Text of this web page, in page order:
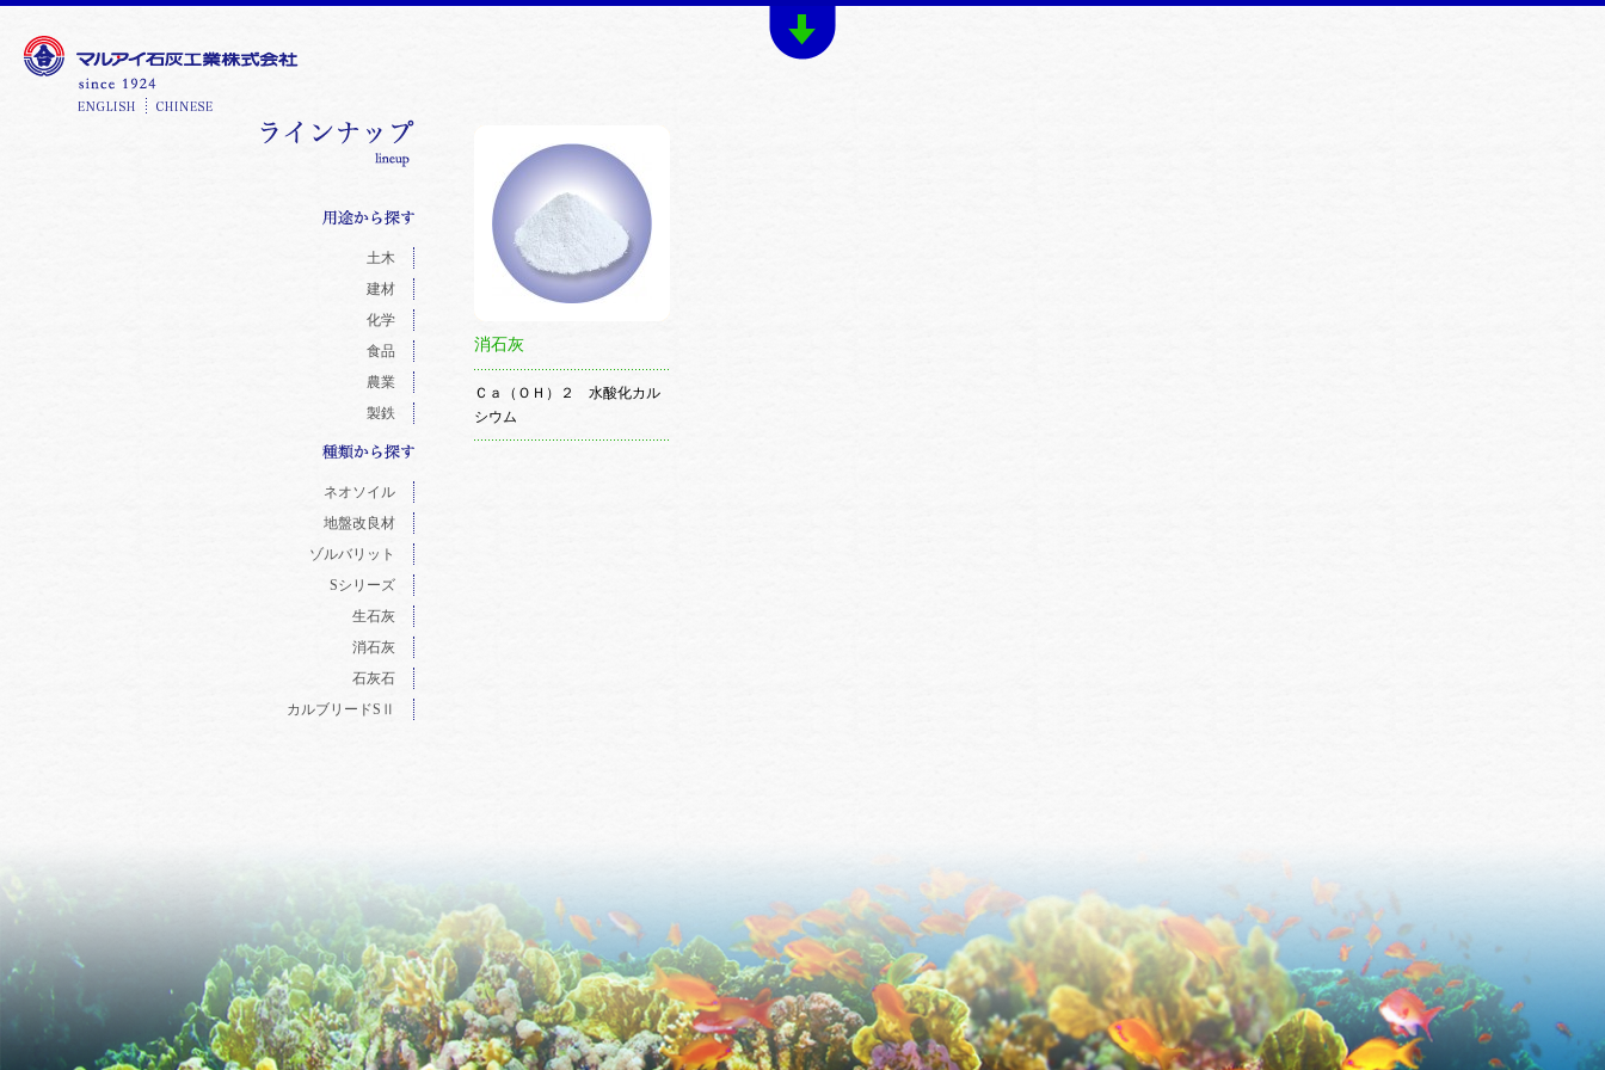
土木
建材
化学
食品
農業
製鉄
ネオソイル
地盤改良材
ゾルバリット
Sシリーズ
生石灰
消石灰
石灰石
カルブリードSⅡ
消石灰
Ｃａ（ＯＨ）２ 水酸化カル
シウム